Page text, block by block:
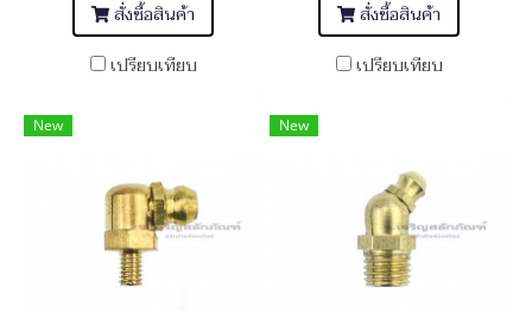
สั่งซื้อสินค้า
เปรียบเทียบ
สั่งซื้อสินค้า
เปรียบเทียบ
New New